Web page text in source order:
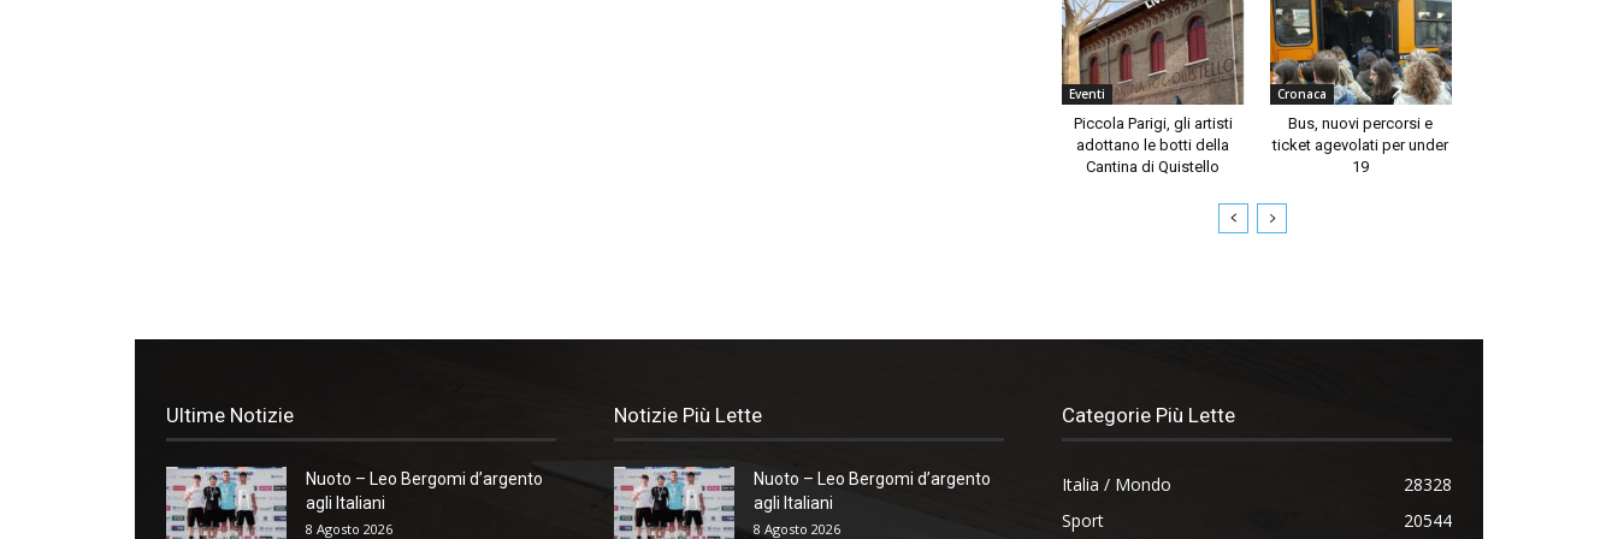
Eventi
Piccola Parigi, gli artisti
adottano le botti della
Cantina di Quistello
Cronaca
Bus, nuovi percorsi e
ticket agevolati per under
19
Ultime Notizie
Nuoto – Leo Bergomi d’argento
agli Italiani
8 Agosto 2026
Notizie Più Lette
Nuoto – Leo Bergomi d’argento
agli Italiani
8 Agosto 2026
Categorie Più Lette
Italia / Mondo
28328
Sport
20544